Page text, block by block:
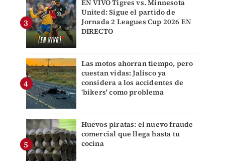
EN VIVO Tigres vs. Minnesota
United: Sigue el partido de
Jornada 2 Leagues Cup 2026 EN
DIRECTO
Las motos ahorran tiempo, pero
cuestan vidas: Jalisco ya
considera a los accidentes de
'bikers' como problema
Huevos piratas: el nuevo fraude
comercial que llega hasta tu
cocina